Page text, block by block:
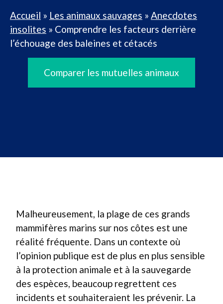
Accueil » Les animaux sauvages » Anecdotes
insolites » Comprendre les facteurs derrière
l’échouage des baleines et cétacés
Comparer les mutuelles animaux
Malheureusement, la plage de ces grands
mammifères marins sur nos côtes est une
réalité fréquente. Dans un contexte où
l’opinion publique est de plus en plus sensible
à la protection animale et à la sauvegarde
des espèces, beaucoup regrettent ces
incidents et souhaiteraient les prévenir. La